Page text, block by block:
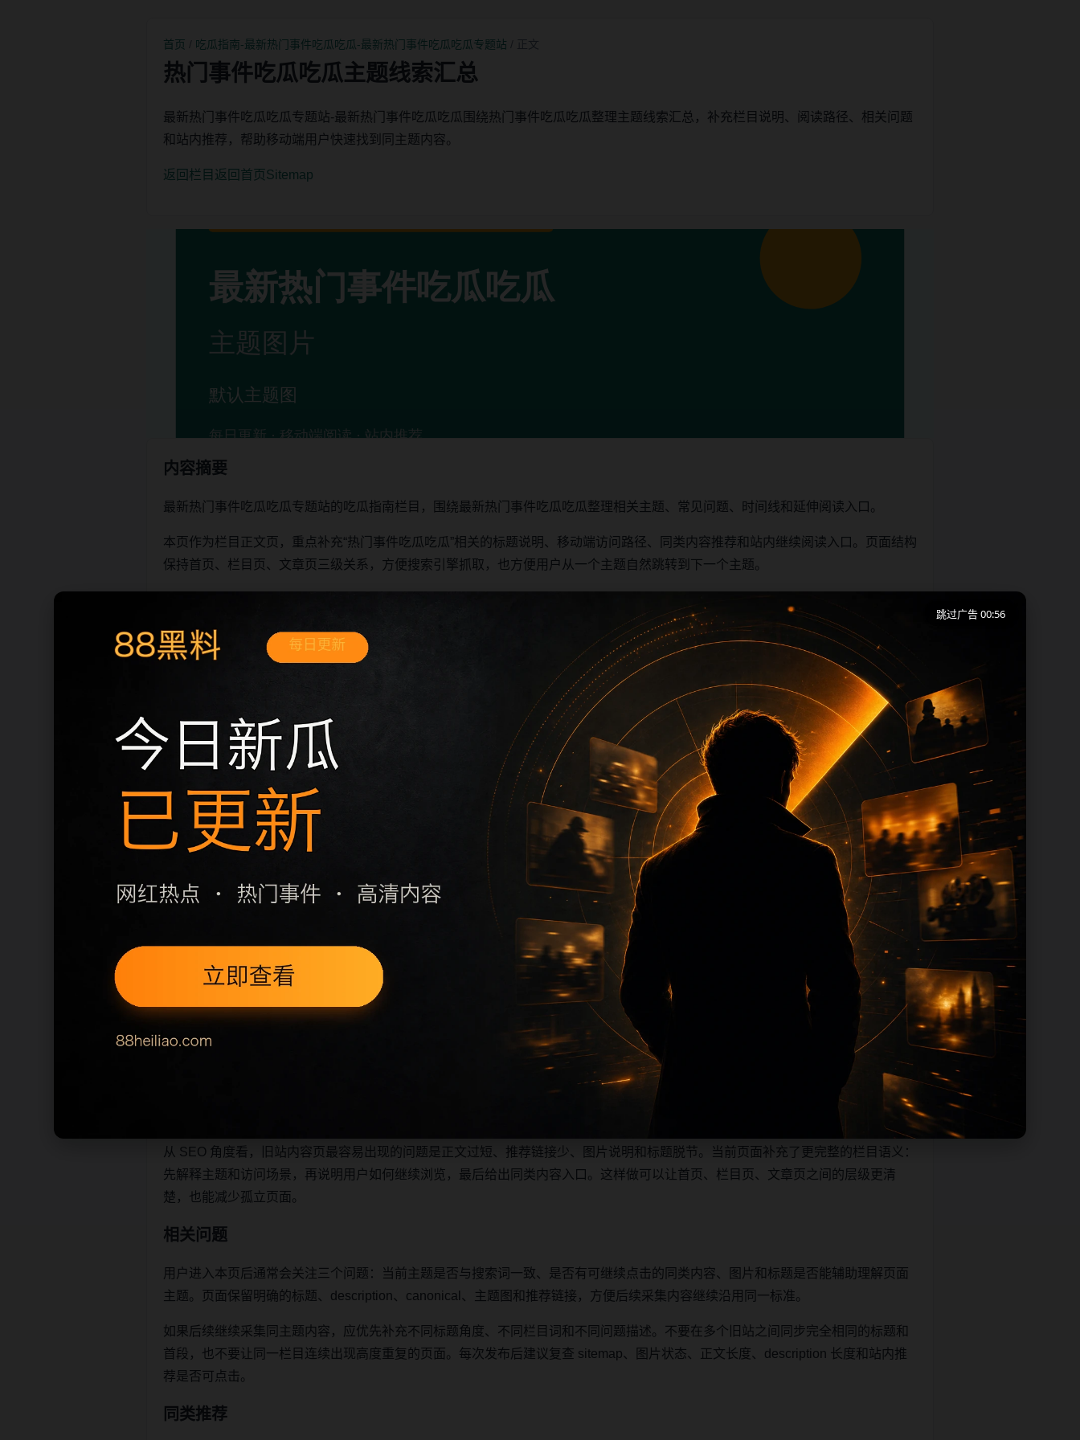
首页 吃瓜指南-最新热门事件吃瓜吃瓜-最新热门事件吃瓜吃瓜专题站
热门事件吃瓜吃瓜主题线索汇总
最新热门事件吃瓜吃瓜专题站-最新热门事件吃瓜吃瓜围绕热门事件吃瓜吃瓜整理主题线索汇总，补充栏目说明、阅读路径、相关问题
和站内推荐，帮助移动端用户快速找到同主题内容。
返回栏目 返回首页 Sitemap
内容摘要
最新热门事件吃瓜吃瓜专题站的吃瓜指南栏目，围绕最新热门事件吃瓜吃瓜整理相关主题、常见问题、时间线和延伸阅读入口。
本页作为栏目正文页，重点补充“热门事件吃瓜吃瓜”相关的标题说明、移动端访问路径、同类内容推荐和站内继续阅读入口。页面结构
保持首页、栏目页、文章页三级关系，方便搜索引擎抓取，也方便用户从一个主题自然跳转到下一个主题。
阅读建议
先确认页面标题和栏目主题是否匹配，再查看图片说明和摘要内容。
需要继续浏览时，可以从下方同类推荐进入相邻文章，减少返回首页的次数。
移动端访问建议优先使用栏目页和 sitemap，快速定位同主题内容。
同类推荐
吃瓜必备APP站内检索建议
热门事件吃瓜吃瓜主题线索汇总围绕ylb补充搜索场景、栏目入口、图片说明和站内推荐。文章末尾保留同类推荐、上一篇和下一篇，
让用户在三次点击内找到相关页面，也让搜索引擎更容易发现站内层级。
本页不是单独堆叠关键词，而是把主题摘要、阅读顺序、相关问题和继续浏览入口放在同一页面，帮助移动端用户减少反复搜索，也
从 SEO 角度看，旧站内容页最容易出现的问题是正文过短、推荐链接少、图片说明和标题脱节。当前页面补充了更完整的栏目语义：
先解释主题和访问场景，再说明用户如何继续浏览，最后给出同类内容入口。这样做可以让首页、栏目页、文章页之间的层级更清
楚，也能减少孤立页面。
相关问题
用户进入本页后通常会关注三个问题：当前主题是否与搜索词一致、是否有可继续点击的同类内容、图片和标题是否能辅助理解页面
主题。页面保留明确的标题、description、canonical、主题图和推荐链接，方便后续采集内容继续沿用同一标准。
如果后续继续采集同主题内容，应优先补充不同标题角度、不同栏目词和不同问题描述。不要在多个旧站之间同步完全相同的标题和
首段，也不要让同一栏目连续出现高度重复的页面。每次发布后建议复查 sitemap、图片状态、正文长度、description 长度和站内推
荐是否可点击。
同类推荐
跳过广告 00:55